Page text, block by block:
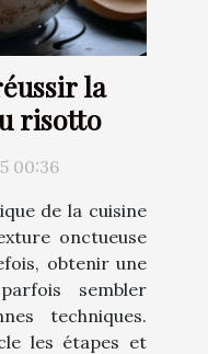
la
risotto
00:36
de la cuisine
onctueuse
obtenir une
sembler
techniques.
les étapes et